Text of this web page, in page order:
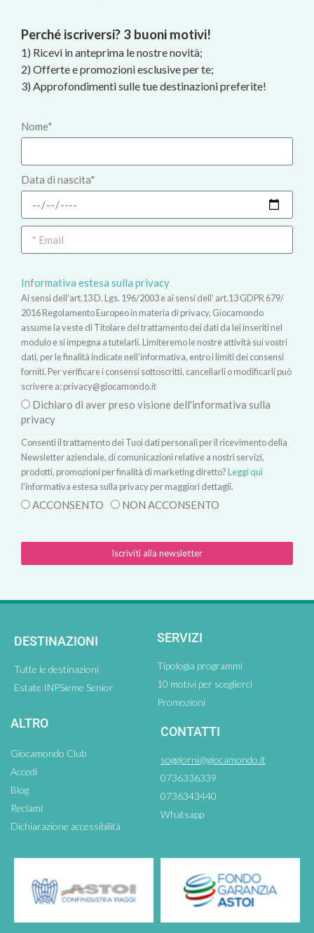
Perché iscriversi? 3 buoni motivi!
1) Ricevi in anteprima le nostre novità;
2) Offerte e promozioni esclusive per te;
3) Approfondimenti sulle tue destinazioni preferite!
Nome*
Data di nascita*
Informativa estesa sulla privacy
Ai sensi dell’art.13 D. Lgs. 196/2003 e ai sensi dell’ art.13 GDPR 679/
2016 Regolamento Europeo in materia di privacy, Giocamondo
assume la veste di Titolare del trattamento dei dati da lei inseriti nel
modulo e si impegna a tutelarli. Limiteremo le nostre attività sui vostri
dati, per le finalità indicate nell’informativa, entro i limiti dei consensi
forniti. Per verificare i consensi sottoscritti, cancellarli o modificarli può
scrivere a:privacy@giocamondo.it
Dichiaro di aver preso visione dell'informativa sulla
privacy
Consenti il trattamento dei Tuoi dati personali per il ricevimento della
Newsletter aziendale, di comunicazioni relative a nostri servizi,
prodotti, promozioni per finalità di marketing diretto?Leggi qui
l'informativa estesa sulla privacy per maggiori dettagli.
ACCONSENTO NON ACCONSENTO
Iscriviti alla newsletter
DESTINAZIONI
Tutte le destinazioni
Estate INPSieme Senior
SERVIZI
Tipologia programmi
10 motivi per sceglierci
Promozioni
ALTRO
Giocamondo Club
Accedi
Blog
Reclami
Dichiarazione accessibilità
CONTATTI
soggiorni@giocamondo.it
0736336339
0736343440
Whatsapp